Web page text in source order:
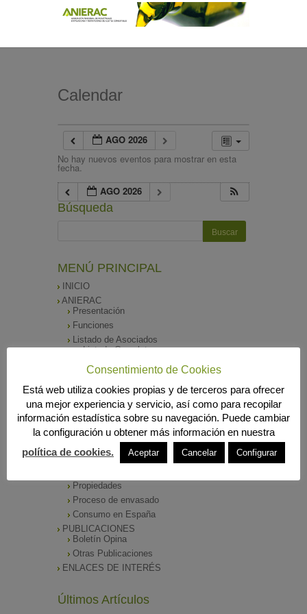
Calendar
AGO 2026
No hay nuevos eventos para mostrar en esta
fecha.
AGO 2026
Búsqueda
MENÚ PRINCIPAL
INICIO
ANIERAC
Presentación
Funciones
Listado de Asociados
Listado Completo
Como asociarse
SALA DE PRENSA
Notas de Prensa
Archivos Corporativos
GALERÍA DE IMÁGENES
CONTACTO
ENVASADO DE ACEITE
Propiedades
Proceso de envasado
Consumo en España
PUBLICACIONES
Boletín Opina
Otras Publicaciones
ENLACES DE INTERÉS
Últimos Artículos
Consentimiento de Cookies
Está web utiliza cookies propias y de terceros para ofrecer
una mejor experiencia y servicio, así como para recopilar
información estadística sobre su navegación. Puede cambiar
la configuración u obtener más información en nuestra
política de cookies.
Aceptar Cancelar Configurar